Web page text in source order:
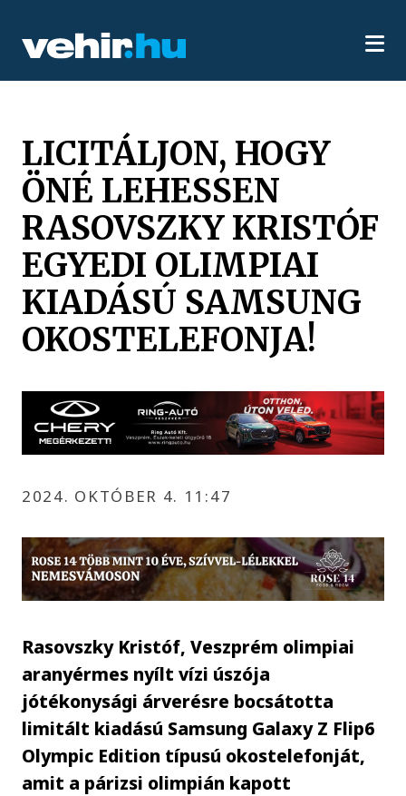
LICITÁLJON, HOGY
ÖNÉ LEHESSEN
RASOVSZKY KRISTÓF
EGYEDI OLIMPIAI
KIADÁSÚ SAMSUNG
OKOSTELEFONJA!
2024. OKTÓBER 4. 11:47
Rasovszky Kristóf, Veszprém olimpiai
aranyérmes nyílt vízi úszója
jótékonysági árverésre bocsátotta
limitált kiadású Samsung Galaxy Z Flip6
Olympic Edition típusú okostelefonját,
amit a párizsi olimpián kapott